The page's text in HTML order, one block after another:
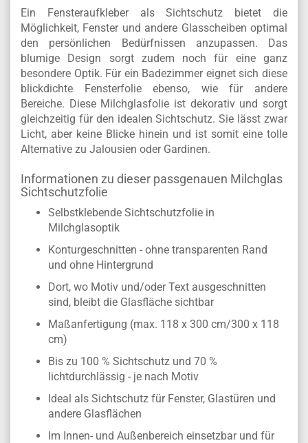
Ein Fensteraufkleber als Sichtschutz bietet die
Möglichkeit, Fenster und andere Glasscheiben optimal
den persönlichen Bedürfnissen anzupassen. Das
blumige Design sorgt zudem noch für eine ganz
besondere Optik. Für ein Badezimmer eignet sich diese
blickdichte Fensterfolie ebenso, wie für andere
Bereiche. Diese Milchglasfolie ist dekorativ und sorgt
gleichzeitig für den idealen Sichtschutz. Sie lässt zwar
Licht, aber keine Blicke hinein und ist somit eine tolle
Alternative zu Jalousien oder Gardinen.
Informationen zu dieser passgenauen Milchglas
Sichtschutzfolie
Selbstklebende Sichtschutzfolie in
Milchglasoptik
Konturgeschnitten - ohne transparenten Rand
und ohne Hintergrund
Dort, wo Motiv und/oder Text ausgeschnitten
sind, bleibt die Glasfläche sichtbar
Maßanfertigung (max. 118 x 300 cm/300 x 118
cm)
Bis zu 100 % Sichtschutz und 70 %
lichtdurchlässig - je nach Motiv
Ideal als Sichtschutz für Fenster, Glastüren und
andere Glasflächen
Im Innen- und Außenbereich einsetzbar und für